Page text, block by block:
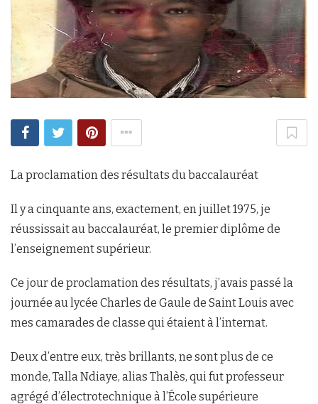
La proclamation des résultats du baccalauréat
Il y a cinquante ans, exactement, en juillet 1975, je
réussissait au baccalauréat, le premier diplôme de
l’enseignement supérieur.
Ce jour de proclamation des résultats, j’avais passé la
journée au lycée Charles de Gaule de Saint Louis avec
mes camarades de classe qui étaient à l’internat.
Deux d’entre eux, très brillants, ne sont plus de ce
monde, Talla Ndiaye, alias Thalès, qui fut professeur
agrégé d’électrotechnique à l’École supérieure